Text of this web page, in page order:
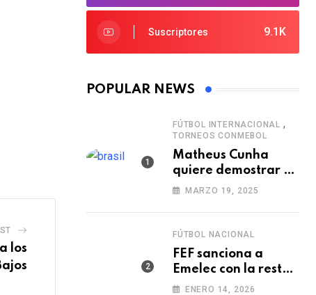
los
9.1K
Suscriptores
POPULAR NEWS
FÚTBOL INTERNACIONAL ,
TORNEOS CONMEBOL
Matheus Cunha
quiere demostrar el
verdadero nivel de
MARZO 19, 2025
FÚTBOL NACIONAL
FEF sanciona a
Emelec con la resta
de tres puntos para
ENERO 14, 2026